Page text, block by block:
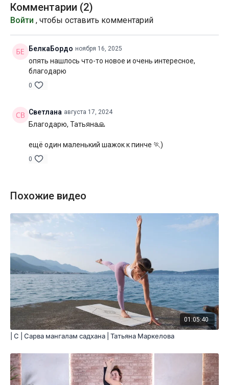
асаны и упражнения, которые позволят эффективно
проработать все целевые зоны.
Желаю вам продуктивной практики!
Уровень подготовки: выше среднего (C)
Цель:освоение позы скорпиона
Нагрузка:средняя
Оборудование:могут понадобиться блоки для йоги
Комментарии (2)
Войти , чтобы оставить комментарий
БелкаБордо ноября 16, 2025
опять нашлось что-то новое и очень интересное,
благодарю
0
Светлана августа 17, 2024
Благодарю, Татьяна🙏
ещё один маленький шажок к пинче 🏃)
0
Похожие видео
01:05:40
| C | Сарва мангалам садхана | Татьяна Маркелова